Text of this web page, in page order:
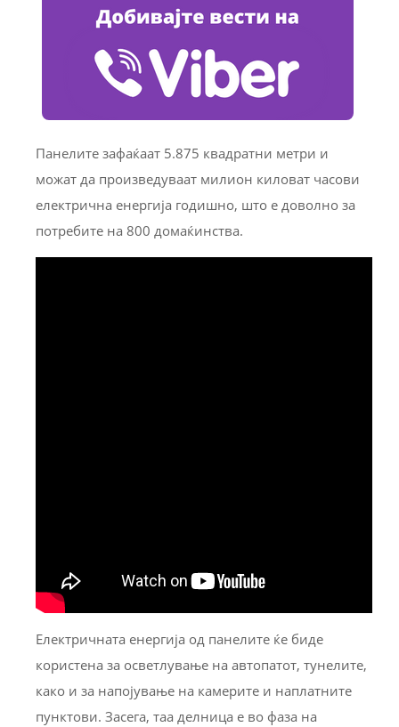
Панелите зафаќаат 5.875 квадратни метри и
можат да произведуваат милион киловат часови
електрична енергија годишно, што е доволно за
потребите на 800 домаќинства.
Електричната енергија од панелите ќе биде
користена за осветлување на автопатот, тунелите,
како и за напојување на камерите и наплатните
пунктови. Засега, таа делница е во фаза на